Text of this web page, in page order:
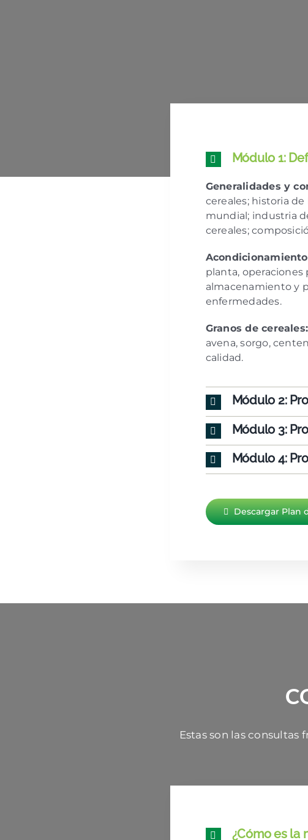
Módulo 1:
Generalidades y
cereales; historia
mundial; industria
cereales;
planta, operaciones
almacenamiento y
enfermedades.
Granos de
avena, sorgo,
calidad.
Módulo 2:
Módulo 3:
Módulo 4:
Descargar Plan
Estas son las consultas
¿Cómo es la